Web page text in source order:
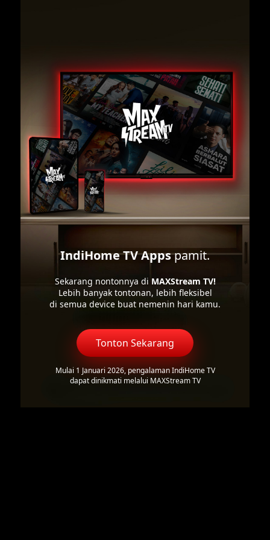
IndiHome TV Appspamit.
Sekarang nontonnya di MAXStream TV!
Lebih banyak tontonan, lebih fleksibel
di semua device buat nemenin hari kamu.
Tonton Sekarang
Mulai 1 Januari 2026, pengalaman IndiHome TV
dapat dinikmati melalui MAXStream TV